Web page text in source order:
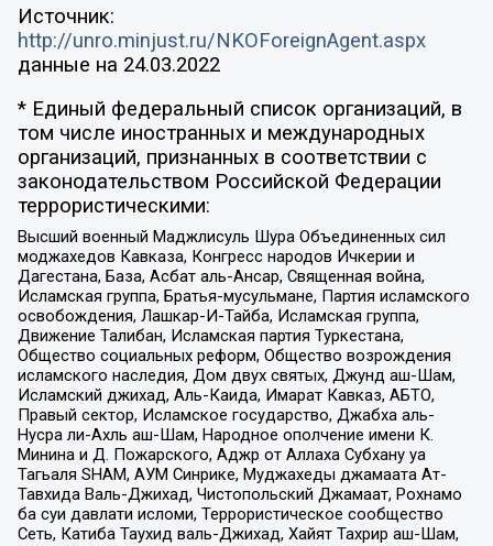
Источник:
http://unro.minjust.ru/NKOForeignAgent.aspx
данные на 24.03.2022
* Единый федеральный список организаций, в
том числе иностранных и международных
организаций, признанных в соответствии с
законодательством Российской Федерации
террористическими:
Высший военный Маджлисуль Шура Объединенных сил
моджахедов Кавказа, Конгресс народов Ичкерии и
Дагестана, База, Асбат аль-Ансар, Священная война,
Исламская группа, Братья-мусульмане, Партия исламского
освобождения, Лашкар-И-Тайба, Исламская группа,
Движение Талибан, Исламская партия Туркестана,
Общество социальных реформ, Общество возрождения
исламского наследия, Дом двух святых, Джунд аш-Шам,
Исламский джихад, Аль-Каида, Имарат Кавказ, АБТО,
Правый сектор, Исламское государство, Джабха аль-
Нусра ли-Ахль аш-Шам, Народное ополчение имени К.
Минина и Д. Пожарского, Аджр от Аллаха Субхану уа
Тагьаля SHAM, АУМ Синрике, Муджахеды джамаата Ат-
Тавхида Валь-Джихад, Чистопольский Джамаат, Рохнамо
ба суи давлати исломи, Террористическое сообщество
Сеть, Катиба Таухид валь-Джихад, Хайят Тахрир аш-Шам,